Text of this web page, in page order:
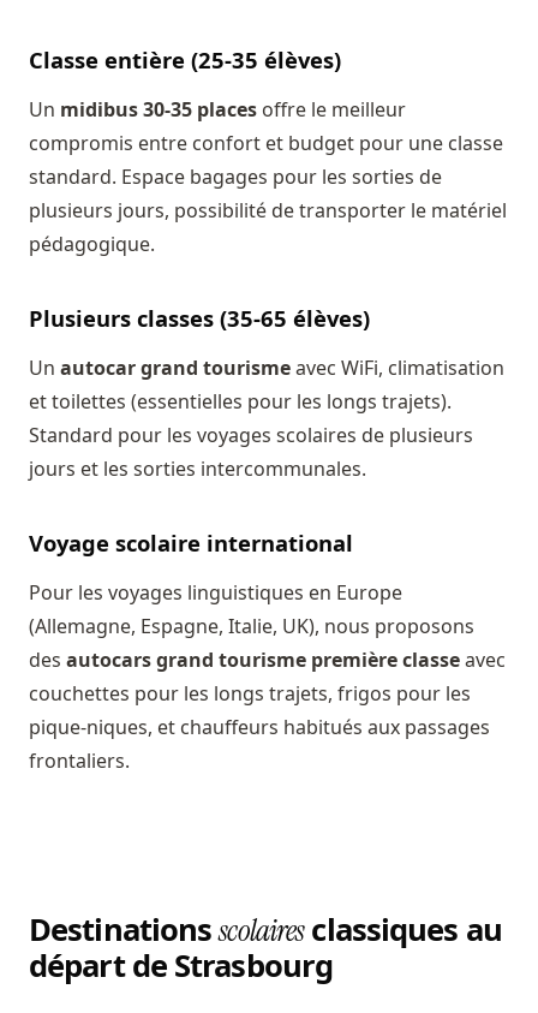
Classe entière (25-35 élèves)
Un midibus 30-35 places offre le meilleur
compromis entre confort et budget pour une classe
standard. Espace bagages pour les sorties de
plusieurs jours, possibilité de transporter le matériel
pédagogique.
Plusieurs classes (35-65 élèves)
Un autocar grand tourismeavec WiFi, climatisation
et toilettes (essentielles pour les longs trajets).
Standard pour les voyages scolaires de plusieurs
jours et les sorties intercommunales.
Voyage scolaire international
Pour les voyages linguistiques en Europe
(Allemagne, Espagne, Italie, UK), nous proposons
des autocars grand tourisme première classeavec
couchettes pour les longs trajets, frigos pour les
pique-niques, et chauffeurs habitués aux passages
frontaliers.
Destinationsscolairesclassiques au
départ de Strasbourg